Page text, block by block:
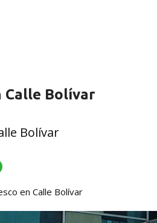
Calle Bolívar
Bolívar
en Calle Bolívar